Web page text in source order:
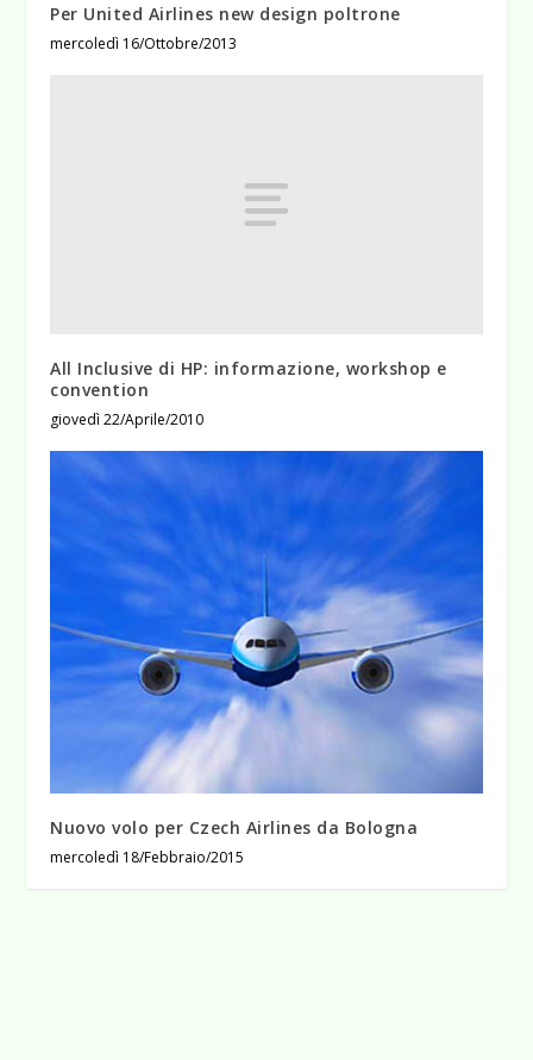
Per United Airlines new design poltrone
mercoledì 16/Ottobre/2013
All Inclusive di HP: informazione, workshop e
convention
giovedì 22/Aprile/2010
Nuovo volo per Czech Airlines da Bologna
mercoledì 18/Febbraio/2015